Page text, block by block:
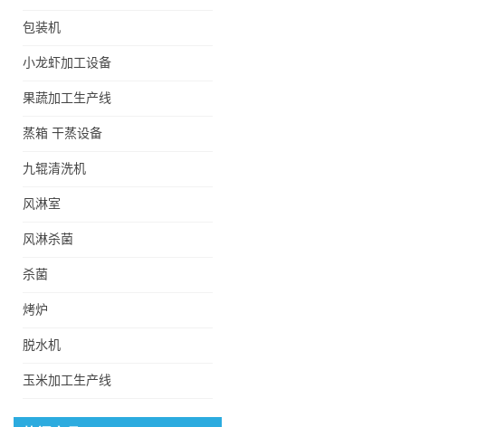
包装机
小龙虾加工设备
果蔬加工生产线
蒸箱 干蒸设备
九辊清洗机
风淋室
风淋杀菌
杀菌
烤炉
脱水机
玉米加工生产线
全自动杂质滤浮清洗机
滑子菇蒸煮机